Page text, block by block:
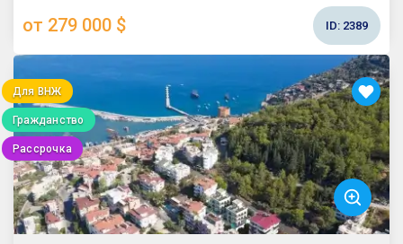
от 279 000 $ ID: 2389
Для ВНЖ
Гражданство
Рассрочка